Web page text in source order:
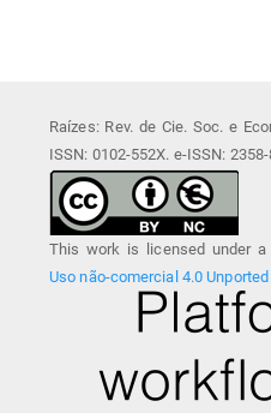
Raízes: Rev. de Cie. Soc. e
ISSN: 0102-552X. e-ISSN: 2358-
This work is licensed under a
Uso não-comercial 4.0